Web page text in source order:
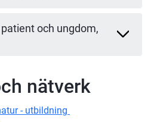
och ungdom,
nätverk
- utbildning